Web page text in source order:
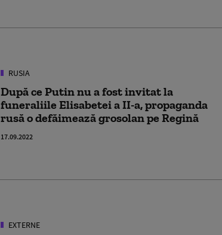
RUSIA
După ce Putin nu a fost invitat la
funeraliile Elisabetei a II-a, propaganda
rusă o defăimează grosolan pe Regină
17.09.2022
EXTERNE